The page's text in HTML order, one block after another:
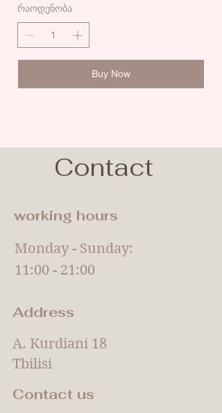
რაოდენობა
Buy Now
Contact
working hours
Monday - Sunday:
11:00 - 21:00
Address
A. Kurdiani 18
Tbilisi
Contact us